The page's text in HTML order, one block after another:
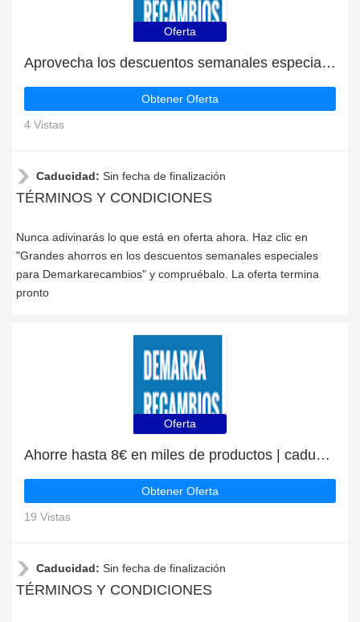
Oferta
Aprovecha los descuentos semanales especiales
Obtener Oferta
4 Vistas
Caducidad: Sin fecha de finalización
TÉRMINOS Y CONDICIONES
Nunca adivinarás lo que está en oferta ahora. Haz clic en
"Grandes ahorros en los descuentos semanales especiales
para Demarkarecambios" y compruébalo. La oferta termina
pronto
Oferta
Ahorre hasta 8€ en miles de productos | caduca pronto
Obtener Oferta
19 Vistas
Caducidad: Sin fecha de finalización
TÉRMINOS Y CONDICIONES